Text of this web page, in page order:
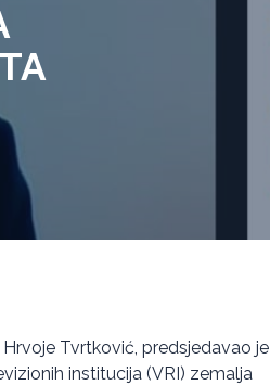
Tvrtković, predsjedavao je
institucija (VRI) zemalja